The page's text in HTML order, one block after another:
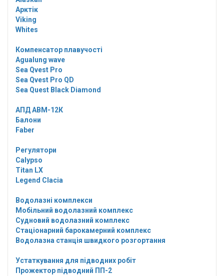
Арктік
Viking
Whites
Компенсатор плавучості
Agualung wave
Sea Qvest Pro
Sea Qvest Pro QD
Sea Quest Black Diamond
АПД АВМ-12К
Балони
Faber
Регулятори
Calypso
Titan LX
Legend Clacia
Водолазні комплекси
Мобільний водолазний комплекс
Судновий водолазний комплекс
Стаціонарний барокамерний комплекс
Водолазна станція швидкого розгортання
Устаткування для підводних робіт
Прожектор підводний ПП-2